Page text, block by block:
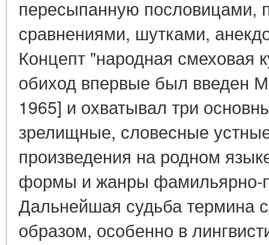
пересыпанную пословицами,
сравнениями, шутками,
Концепт "народная смеховая
обиход впервые был введен
1965] и охватывал три
зрелищные, словесные
произведения на родном
формы и жанры фамильярно-
Дальнейшая судьба термина
образом, особенно в